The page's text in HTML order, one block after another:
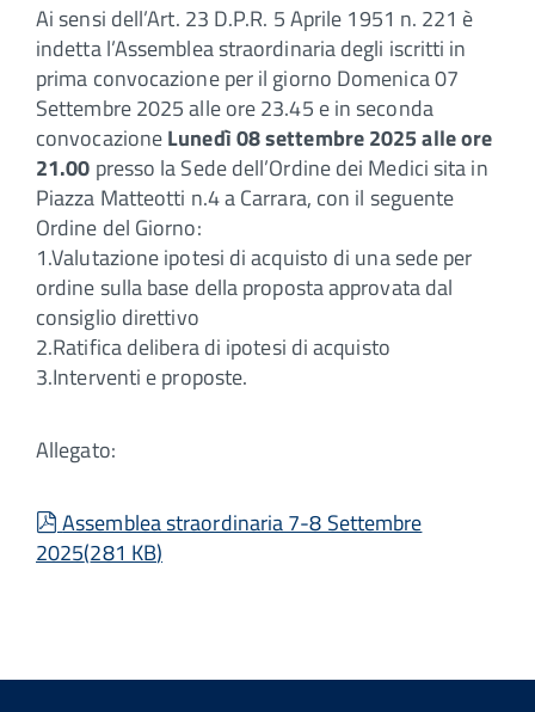
Ai sensi dell’Art. 23 D.P.R. 5 Aprile 1951 n. 221 è
indetta l’Assemblea straordinaria degli iscritti in
prima convocazione per il giorno Domenica 07
Settembre 2025 alle ore 23.45 e in seconda
convocazioneLunedì 08 settembre 2025 alle ore
21.00 presso la Sede dell’Ordine dei Medici sita in
Piazza Matteotti n.4 a Carrara, con il seguente
Ordine del Giorno:
1.Valutazione ipotesi di acquisto di una sede per
ordine sulla base della proposta approvata dal
consiglio direttivo
2.Ratifica delibera di ipotesi di acquisto
3.Interventi e proposte.
Allegato:
pdf
Assemblea straordinaria 7-8 Settembre
2025(281 KB)